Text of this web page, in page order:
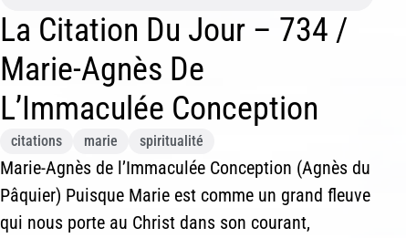
La Citation Du Jour – 734 /
Marie-Agnès De
L’Immaculée Conception
citations marie spiritualité
Marie-Agnès de l’Immaculée Conception (Agnès du
Pâquier) Puisque Marie est comme un grand fleuve
qui nous porte au Christ dans son courant,